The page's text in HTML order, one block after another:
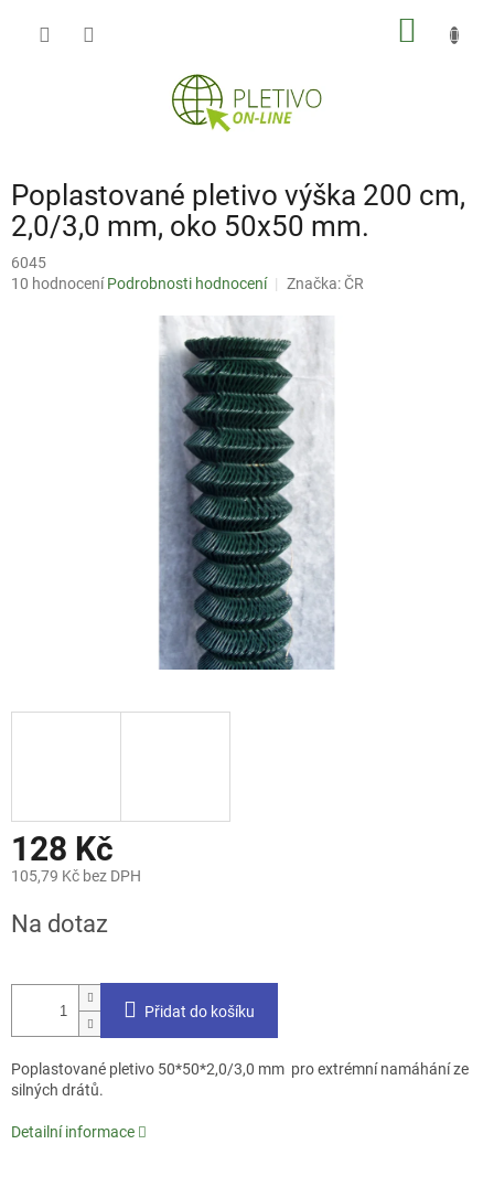
Poplastované pletivo výška 200 cm,
2,0/3,0 mm, oko 50x50 mm.
6045
Průměrné
10 hodnocení Podrobnosti hodnocení Značka:ČR
128 Kč
105,79 Kč bez DPH
cena:
Na dotaz
Přidat do košíku
Poplastované pletivo 50*50*2,0/3,0 mm pro extrémní namáhání ze
silných drátů.
Detailní informace